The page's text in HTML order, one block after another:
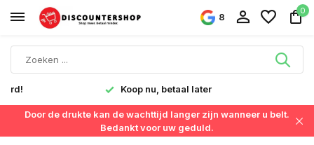
8
0
Koop nu, betaal later
Door de drukte kan de wachttijd langer zijn wanneer u belt.
Bedankt voor uw geduld.